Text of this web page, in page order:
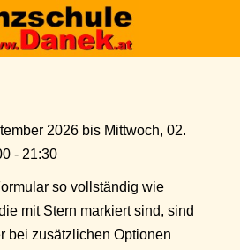
2026 bis Mittwoch, 02.
- 21:30
so vollständig wie
mit Stern markiert sind, sind
bei zusätzlichen Optionen